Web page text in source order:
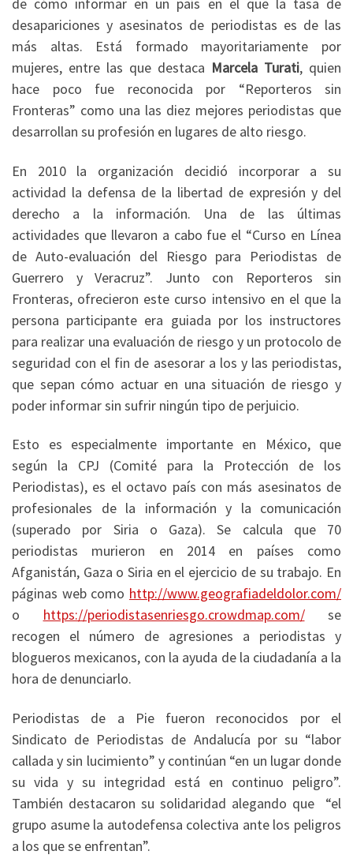
de cómo informar en un país en el que la tasa de
desapariciones y asesinatos de periodistas es de las
más altas. Está formado mayoritariamente por
mujeres, entre las que destaca Marcela Turati, quien
hace poco fue reconocida por “Reporteros sin
Fronteras” como una las diez mejores periodistas que
desarrollan su profesión en lugares de alto riesgo.
En 2010 la organización decidió incorporar a su
actividad la defensa de la libertad de expresión y del
derecho a la información. Una de las últimas
actividades que llevaron a cabo fue el “Curso en Línea
de Auto-evaluación del Riesgo para Periodistas de
Guerrero y Veracruz”. Junto con Reporteros sin
Fronteras, ofrecieron este curso intensivo en el que la
persona participante era guiada por los instructores
para realizar una evaluación de riesgo y un protocolo de
seguridad con el fin de asesorar a los y las periodistas,
que sepan cómo actuar en una situación de riesgo y
poder informar sin sufrir ningún tipo de perjuicio.
Esto es especialmente importante en México, que
según la CPJ (Comité para la Protección de los
Periodistas), es el octavo país con más asesinatos de
profesionales de la información y la comunicación
(superado por Siria o Gaza). Se calcula que 70
periodistas murieron en 2014 en países como
Afganistán, Gaza o Siria en el ejercicio de su trabajo. En
páginas web como http://www.geografiadeldolor.com/
o https://periodistasenriesgo.crowdmap.com/se
recogen el número de agresiones a periodistas y
blogueros mexicanos, con la ayuda de la ciudadanía a la
hora de denunciarlo.
Periodistas de a Pie fueron reconocidos por el
Sindicato de Periodistas de Andalucía por su “labor
callada y sin lucimiento” y continúan “en un lugar donde
su vida y su integridad está en continuo peligro”.
También destacaron su solidaridad alegando que “el
grupo asume la autodefensa colectiva ante los peligros
a los que se enfrentan”.